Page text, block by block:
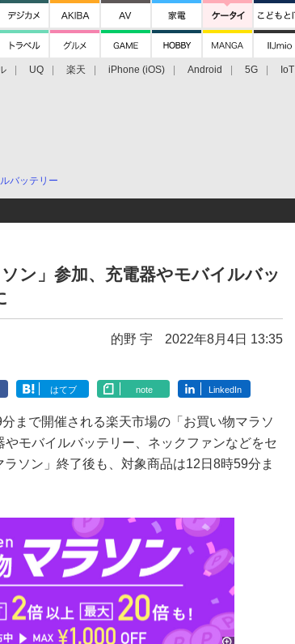
UQ 楽天 iPhone (iOS) Android 5G IoT
バッテリー
ン」参加、充電器やモバイルバッ
的野 宇 2022年8月4日 13:35
はてブ note LinkedIn
まで開催される楽天市場の「お買い物マラソ
モバイルバッテリー、ネックファンなどをセ
ソン」終了後も、対象商品は12日8時59分ま